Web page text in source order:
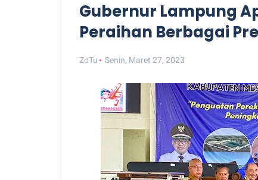
Gubernur Lampung
Peraihan Berbagai
ZoTu Senin, Maret 27, 2023